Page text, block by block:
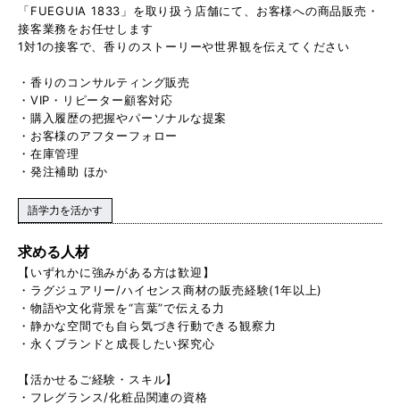
「FUEGUIA 1833」を取り扱う店舗にて、お客様への商品販売・
接客業務をお任せします
1対1の接客で、香りのストーリーや世界観を伝えてください
・香りのコンサルティング販売
・VIP・リピーター顧客対応
・購入履歴の把握やパーソナルな提案
・お客様のアフターフォロー
・在庫管理
・発注補助 ほか
語学力を活かす
求める人材
【いずれかに強みがある方は歓迎】
・ラグジュアリー/ハイセンス商材の販売経験(1年以上)
・物語や文化背景を“言葉”で伝える力
・静かな空間でも自ら気づき行動できる観察力
・永くブランドと成長したい探究心
【活かせるご経験・スキル】
・フレグランス/化粧品関連の資格